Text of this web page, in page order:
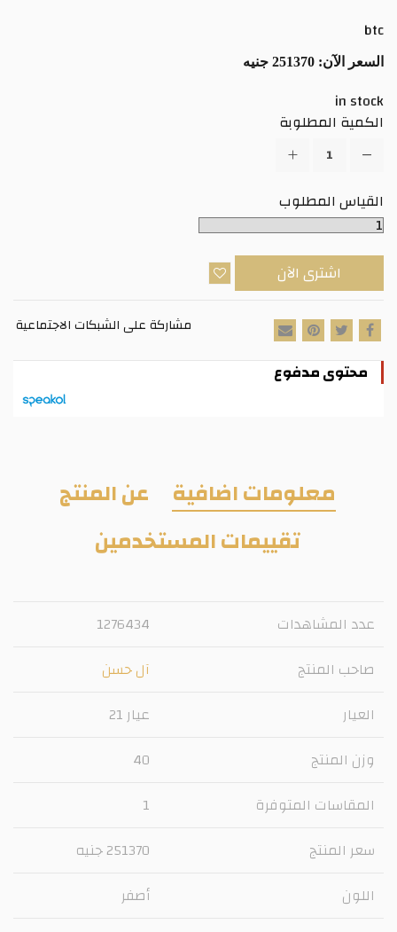
btc
السعر الآن:
in stock
الكمية المطلوبة
القياس المطلوب
اشترى الآن
مشاركة على الشبكات الاجتماعية
محتوى مدفوع
معلومات اضافية
عن المنتج
تقييمات المستخدمين
عدد المشاهدات
1276434
صاحب المنتج
آل حسن
العيار
عيار 21
وزن المنتج
40
المقاسات المتوفرة
1
سعر المنتج
251370 جنيه
اللون
أصفر